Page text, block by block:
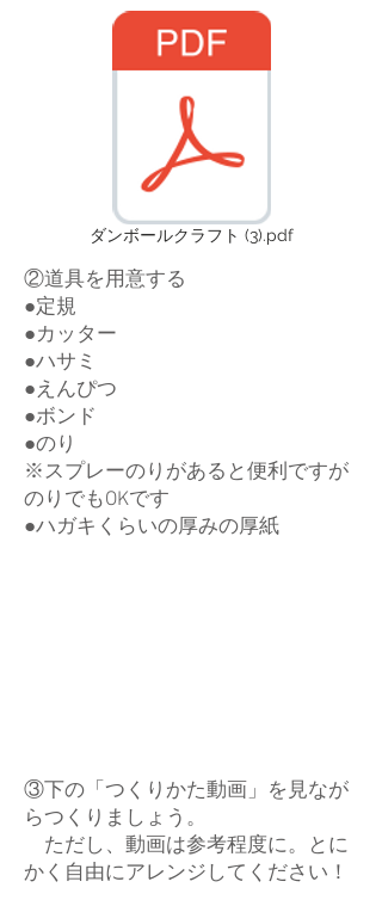
ダンボールクラフト (3).pdf
②道具を用意する
●定規
●カッター
●ハサミ
●えんぴつ
​●ボンド
​●のり
※スプレーのりがあると便利ですが
のりでもOKです
​●ハガキくらいの厚みの厚紙
③下の「つくりかた動画」を見なが
らつくりましょう。
​ ただし、動画は参考程度に。とに
かく自由にアレンジしてください！